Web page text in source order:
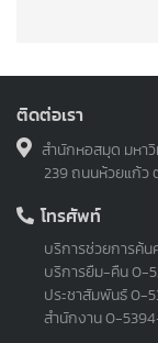
ติดต่อเรา
สำนักหอสมุด มหาวิ
239 ถนนห้วยแก้ว
โทรศัพท์
บริการช่วยการค้น
บริการยืม-คืน 0-
ประชาสัมพันธ์ 0-
สำนักงาน 0-